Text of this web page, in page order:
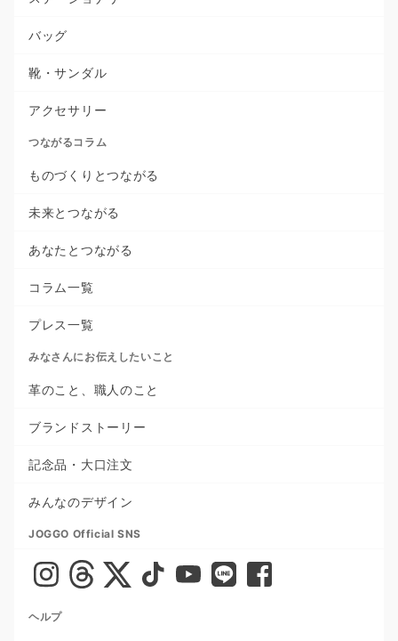
バッグ
靴・サンダル
アクセサリー
つながるコラム
ものづくりとつながる
未来とつながる
あなたとつながる
コラム一覧
プレス一覧
みなさんにお伝えしたいこと
革のこと、職人のこと
ブランドストーリー
記念品・大口注文
みんなのデザイン
JOGGO Official SNS
ヘルプ